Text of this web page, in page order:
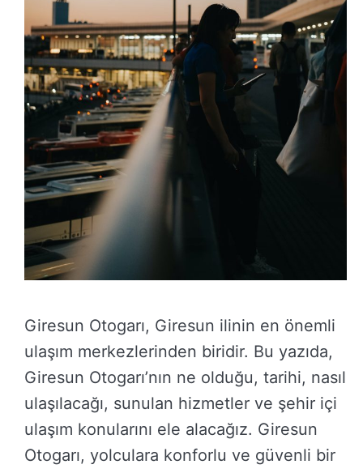
Giresun Otogarı, Giresun ilinin en önemli
ulaşım merkezlerinden biridir. Bu yazıda,
Giresun Otogarı’nın ne olduğu, tarihi, nasıl
ulaşılacağı, sunulan hizmetler ve şehir içi
ulaşım konularını ele alacağız. Giresun
Otogarı, yolculara konforlu ve güvenli bir